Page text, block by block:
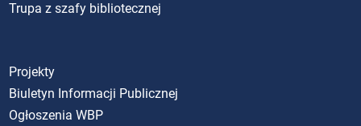
Trupa z szafy bibliotecznej
Projekty
Biuletyn Informacji Publicznej
Ogłoszenia WBP